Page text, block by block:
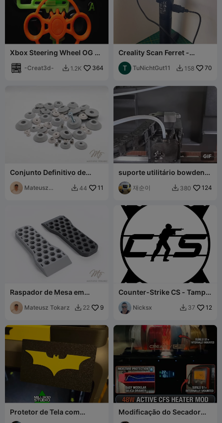
Xbox Steering Wheel OG by
-Creat3d-  1.2K 364
Creality Scan Ferret -
Extensão de Luz
TuNichtGut11  158 70
Conjunto Definitivo de
Arruelas Cônicas | M3-M12
| 63 Tamanhos
Mateusz
 44 11
GIF
suporte utilitário bowden
mod série k2 Ver.2
재순이  380 124
Raspador de Mesa em
Favos de Mel | Ferramenta
de Remoção de Impressão
3D
Mateusz Tokarz  22 9
Counter-Strike CS - Tampa
da Placa Frontal da Grelha
do Ventilador
Personalizado de 120mm
Nicksx  37 12
Protetor de Tela com
Batman para Creality K2
Modificação do Secador
Ativo Creality CFS